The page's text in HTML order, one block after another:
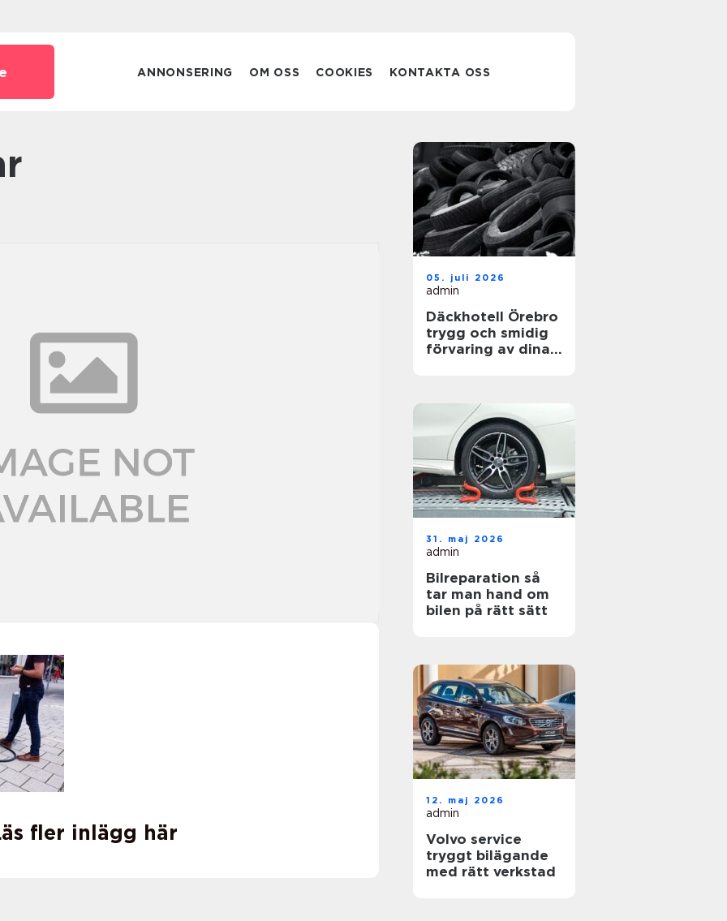
ANNONSERING OM OSS COOKIES KONTAKTA OSS
fler inlägg här
05. juli 2026
admin
Däckhotell Örebro
trygg och smidig
förvaring av dina
31. maj 2026
admin
Bilreparation så
tar man hand om
bilen på rätt sätt
12. maj 2026
admin
Volvo service
tryggt bilägande
med rätt verkstad